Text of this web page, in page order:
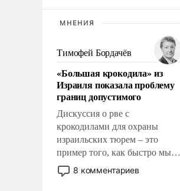
МНЕНИЯ
Тимофей Бордачёв
«Большая крокодила» из
Израиля показала проблему
границ допустимого
Дискуссия о рве с
крокодилами для охраны
израильских тюрем – это
пример того, как быстро мы
двигаемся по пути
революционных изменений.
8 комментариев